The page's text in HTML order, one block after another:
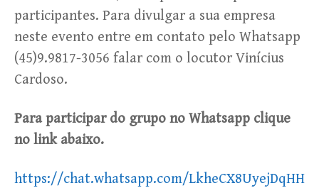
participantes. Para divulgar a sua empresa
neste evento entre em contato pelo Whatsapp
(45)9.9817-3056 falar com o locutor Vinícius
Cardoso.
Para participar do grupo no Whatsapp clique
no link abaixo.
https://chat.whatsapp.com/LkheCX8UyejDqHH